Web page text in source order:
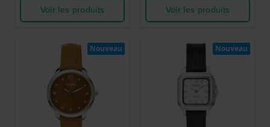
Voir les produits
Voir les produits
Nouveau Nouveau